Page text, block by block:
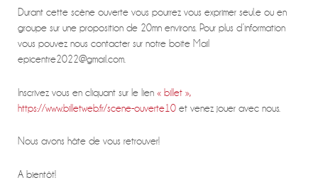
Durant cette scène ouverte vous pourrez vous exprimer seul.e ou en
groupe sur une proposition de 20mn environs. Pour plus d’information
vous pouvez nous contacter sur notre boite Mail
epicentre2022@gmail.com.
Inscrivez vous en cliquant sur le lien « billet »,
https://www.billetweb.fr/scene-ouverte10et venez jouer avec nous.
Nous avons hâte de vous retrouver!
A bientôt!